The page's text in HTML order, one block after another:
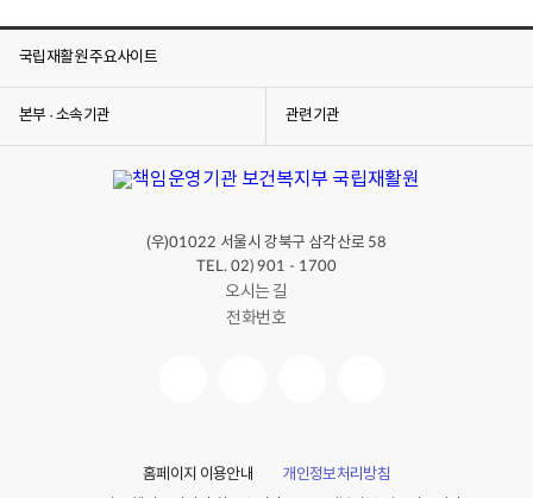
국립재활원 주요사이트
본부 · 소속기관 관련기관
(우)01022 서울시 강북구 삼각산로 58
TEL. 02) 901 - 1700
오시는 길
전화번호
홈페이지 이용안내
개인정보처리방침